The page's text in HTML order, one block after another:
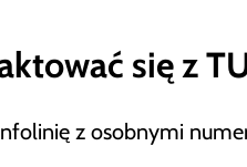
się z
z osobnymi